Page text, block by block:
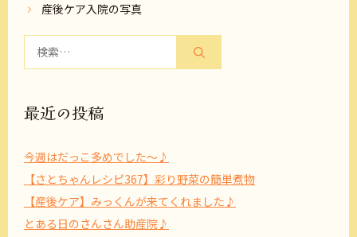
産後ケア入院の写真
最近の投稿
今週はだっこ多めでした～♪
【さとちゃんレシピ367】彩り野菜の簡単煮物
【産後ケア】みっくんが来てくれました♪
とある日のさんさん助産院♪